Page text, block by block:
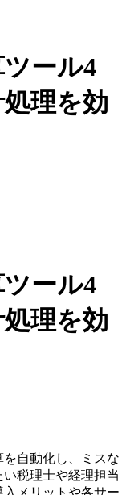
ール4
理を効
ール4
理を効
自動化し、ミスな
税理士や経理担当
メリットや各サー